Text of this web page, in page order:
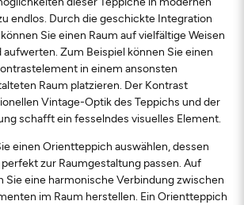
endlos. Durch die geschickte Integration
Sie einen Raum auf vielfältige Weisen
Zum Beispiel können Sie einen
in einem ansonsten
Raum platzieren. Der Kontrast
Vintage-Optik des Teppichs und der
schafft ein fesselndes visuelles Element.
einen Orientteppich auswählen, dessen
zur Raumgestaltung passen. Auf
Sie eine harmonische Verbindung zwischen
im Raum herstellen. Ein Orientteppich